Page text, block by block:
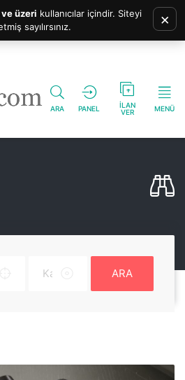
ARA PANEL
İLAN
VER
MENÜ
ARA
üzeri kullanıcılar içindir. Siteyi
sayılırsınız.
×